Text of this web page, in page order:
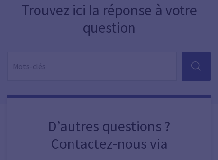
Trouvez ici la réponse à votre
question
D’autres questions ?
Contactez-nous via